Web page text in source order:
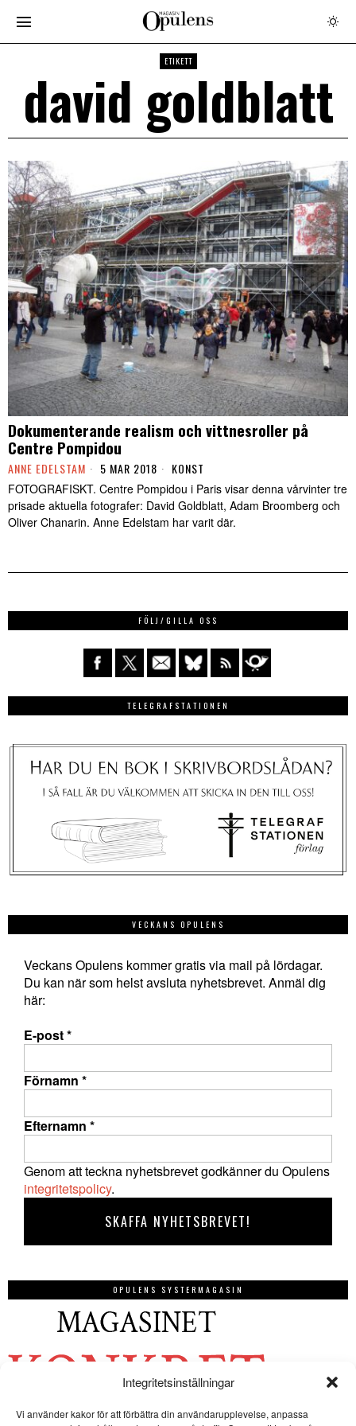
Integritetsinställningar
Vi använder kakor för att förbättra din användarupplevelse, anpassa
ETIKETT
david goldblatt
Dokumenterande realism och vittnesroller på
Centre Pompidou
ANNE EDELSTAM 5 MAR 2018 KONST
FOTOGRAFISKT. Centre Pompidou i Paris visar denna vårvinter tre
prisade aktuella fotografer: David Goldblatt, Adam Broomberg och
Oliver Chanarin. Anne Edelstam har varit där.
FÖLJ/GILLA OSS
TELEGRAFSTATIONEN
VECKANS OPULENS
Veckans Opulens kommer gratis via mail på lördagar.
Du kan när som helst avsluta nyhetsbrevet. Anmäl dig
här:
E-post*
Förnamn *
Efternamn *
Genom att teckna nyhetsbrevet godkänner du Opulens
integritetspolicy.
OPULENS SYSTERMAGASIN